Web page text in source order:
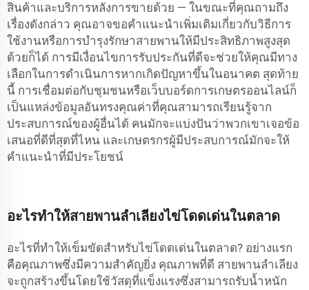
สินค้าและบริการหลังการขายด้วย — ในขณะที่คุณถามถึง
เรื่องดังกล่าว คุณอาจขอคำแนะนำเพิ่มเติมเกี่ยวกับวิธีการ
ใช้งานหรือการบำรุงรักษาสายพานให้มีประสิทธิภาพสูงสุด
ด้วยก็ได้ การมีเงื่อนไขการรับประกันที่ดีจะช่วยให้คุณมีทาง
เลือกในการดำเนินการหากเกิดปัญหาขึ้นในอนาคต สุดท้าย
นี้ การเชื่อมต่อกับชุมชนหรือเว็บบอร์ดการเกษตรออนไลน์ก็
เป็นแหล่งข้อมูลอันทรงคุณค่าที่คุณสามารถเรียนรู้จาก
ประสบการณ์ของผู้อื่นได้ คนมักจะแบ่งปันว่าพวกเขาเจอข้อ
เสนอที่ดีที่สุดที่ไหน และเกษตรกรผู้มีประสบการณ์มักจะให้
คำแนะนำที่มีประโยชน์
อะไรทำให้สายพานลำเลียงไข่โดดเด่นในตลาด
อะไรที่ทำให้เข็มขัดสำหรับไข่โดดเด่นในตลาด? อย่างแรก
คือคุณภาพซึ่งมีความสำคัญยิ่ง คุณภาพที่ดี สายพานลำเลียง
จะถูกสร้างขึ้นโดยใช้วัสดุที่แข็งแรงซึ่งสามารถรับน้ำหนัก